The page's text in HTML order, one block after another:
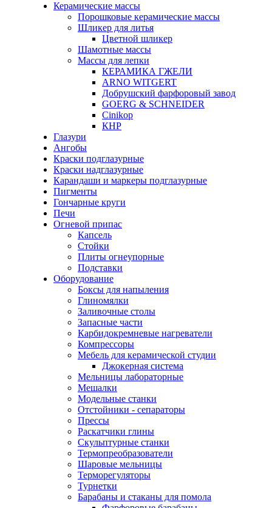
Керамические массы
Порошковые керамические массы
Шликер для литья
Цветной шликер
Шамотные массы
Массы для лепки
КЕРАМИКА ГЖЕЛИ
ARNO WITGERT
Добрушский фарфоровый завод
GOERG & SCHNEIDER
Cinikop
КНР
Глазури
Ангобы
Краски подглазурные
Краски надглазурные
Карандаши и маркеры подглазурные
Пигменты
Гончарные круги
Печи
Огневой припас
Капсель
Стойки
Плиты огнеупорные
Подставки
Оборудование
Боксы для напыления
Глиномялки
Заливочные столы
Запасные части
Карбидокремневые нагреватели
Компрессоры
Мебель для керамической студии
Джокерная система
Мельницы лабораторные
Мешалки
Модельные станки
Отстойники - сепараторы
Прессы
Раскатчики глины
Скульптурные станки
Термопреобразователи
Шаровые мельницы
Терморегуляторы
Турнетки
Барабаны и стаканы для помола